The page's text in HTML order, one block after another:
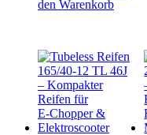
Preis
den Warenkorb